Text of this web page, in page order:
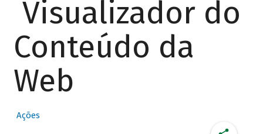
Visualizador do
Conteúdo da
Web
Ações